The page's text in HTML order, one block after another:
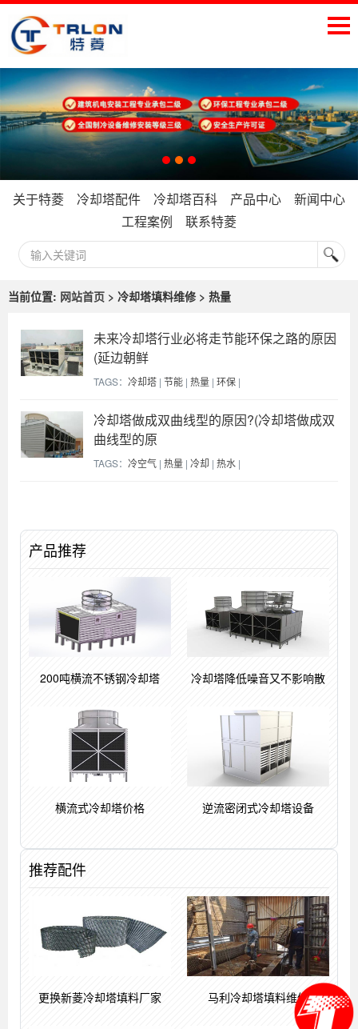
关于特菱 冷却塔配件 冷却塔百科 产品中心
新闻中心
工程案例
联系特菱
当前位置: 网站首页 > 冷却塔填料维修 > 热量
未来冷却塔行业必将走节能环保之路的原因
(延边朝鲜
TAGS： 冷却塔 | 节能 | 热量 | 环保 |
冷却塔做成双曲线型的原因?(冷却塔做成双
曲线型的原
TAGS： 冷空气 | 热量 | 冷却 | 热水 |
产品推荐
200吨横流不锈钢冷却塔 冷却塔降低噪音又不影响散
横流式冷却塔价格 逆流密闭式冷却塔设备
推荐配件
更换新菱冷却塔填料厂家 马利冷却塔填料维修